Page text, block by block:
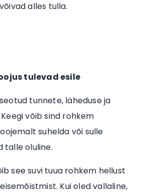
alles tulla.
tulevad esile
tunnete, läheduse ja
võib sind rohkem
suhelda või sulle
talle oluline.
see suvi tuua rohkem hellust
Kui oled vallaline,